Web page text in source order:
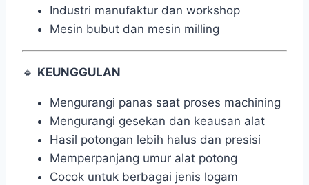
Industri manufaktur dan workshop
Mesin bubut dan mesin milling
🔹 KEUNGGULAN
Mengurangi panas saat proses machining
Mengurangi gesekan dan keausan alat
Hasil potongan lebih halus dan presisi
Memperpanjang umur alat potong
Cocok untuk berbagai jenis logam